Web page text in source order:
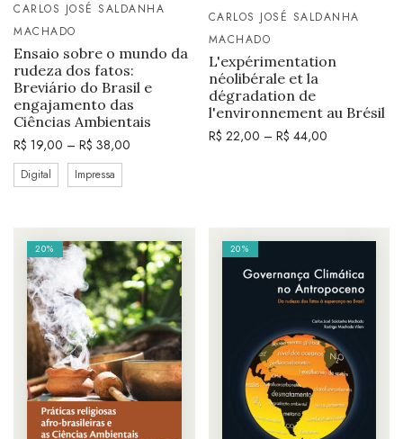
CARLOS JOSÉ SALDANHA
MACHADO
Ensaio sobre o mundo da
rudeza dos fatos:
Breviário do Brasil e
engajamento das
Ciências Ambientais
R$ 19,00 – R$ 38,00
Digital Impressa
CARLOS JOSÉ SALDANHA
MACHADO
L'expérimentation
néolibérale et la
dégradation de
l'environnement au Brésil
R$ 22,00 – R$ 44,00
20% 20%